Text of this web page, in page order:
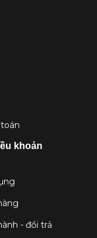
khoản
- đổi trả